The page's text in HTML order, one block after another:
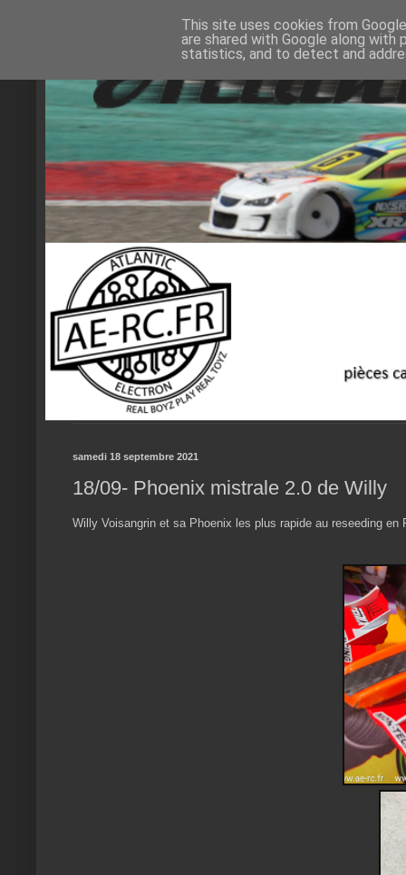
samedi 18 septembre 2021
18/09- Phoenix mistrale 2.0 de Willy
Willy Voisangrin et sa Phoenix les plus rapide au reseeding en
This site uses cookies from
are shared with Google along
statistics, and to detect and